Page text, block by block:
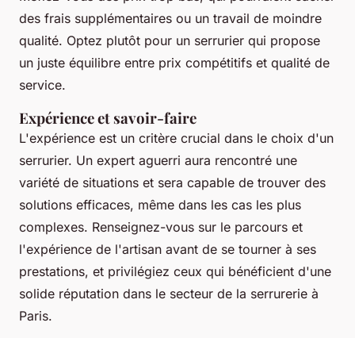
des frais supplémentaires ou un travail de moindre
qualité. Optez plutôt pour un serrurier qui propose
un juste équilibre entre prix compétitifs et qualité de
service.
Expérience et savoir-faire
L'expérience est un critère crucial dans le choix d'un
serrurier. Un expert aguerri aura rencontré une
variété de situations et sera capable de trouver des
solutions efficaces, même dans les cas les plus
complexes. Renseignez-vous sur le parcours et
l'expérience de l'artisan avant de se tourner à ses
prestations, et privilégiez ceux qui bénéficient d'une
solide réputation dans le secteur de la serrurerie à
Paris.